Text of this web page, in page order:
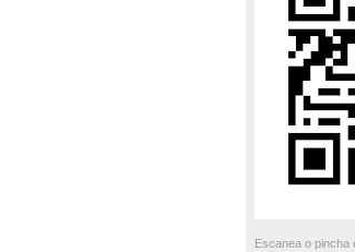
Escanea o pincha